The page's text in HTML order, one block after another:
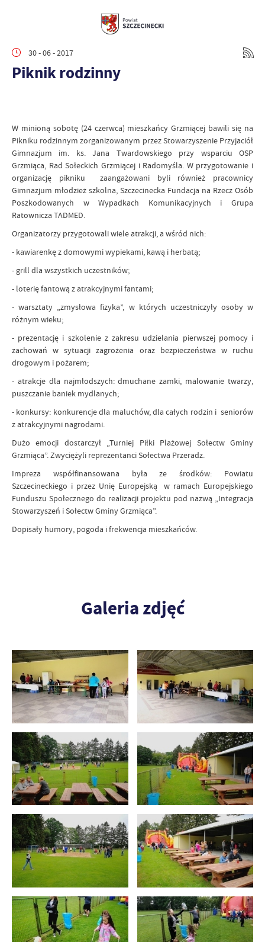
30 - 06 - 2017
Piknik rodzinny
W minioną sobotę (24 czerwca) mieszkańcy Grzmiącej bawili się na
Pikniku rodzinnym zorganizowanym przez Stowarzyszenie Przyjaciół
Gimnazjum im. ks. Jana Twardowskiego przy wsparciu OSP
Grzmiąca, Rad Sołeckich Grzmiącej i Radomyśla. W przygotowanie i
organizację pikniku zaangażowani byli również pracownicy
Gimnazjum młodzież szkolna, Szczecinecka Fundacja na Rzecz Osób
Poszkodowanych w Wypadkach Komunikacyjnych i Grupa
Ratownicza TADMED.
Organizatorzy przygotowali wiele atrakcji, a wśród nich:
- kawiarenkę z domowymi wypiekami, kawą i herbatą;
- grill dla wszystkich uczestników;
- loterię fantową z atrakcyjnymi fantami;
- warsztaty „zmysłowa fizyka”, w których uczestniczyły osoby w
różnym wieku;
- prezentację i szkolenie z zakresu udzielania pierwszej pomocy i
zachowań w sytuacji zagrożenia oraz bezpieczeństwa w ruchu
drogowym i pożarem;
- atrakcje dla najmłodszych: dmuchane zamki, malowanie twarzy,
puszczanie baniek mydlanych;
- konkursy: konkurencje dla maluchów, dla całych rodzin i seniorów
z atrakcyjnymi nagrodami.
Dużo emocji dostarczył „Turniej Piłki Plażowej Sołectw Gminy
Grzmiąca”. Zwyciężyli reprezentanci Sołectwa Przeradz.
Impreza współfinansowana była ze środków: Powiatu
Szczecineckiego i przez Unię Europejską w ramach Europejskiego
Funduszu Społecznego do realizacji projektu pod nazwą „Integracja
Stowarzyszeń i Sołectw Gminy Grzmiąca”.
Dopisały humory, pogoda i frekwencja mieszkańców.
Galeria zdjęć